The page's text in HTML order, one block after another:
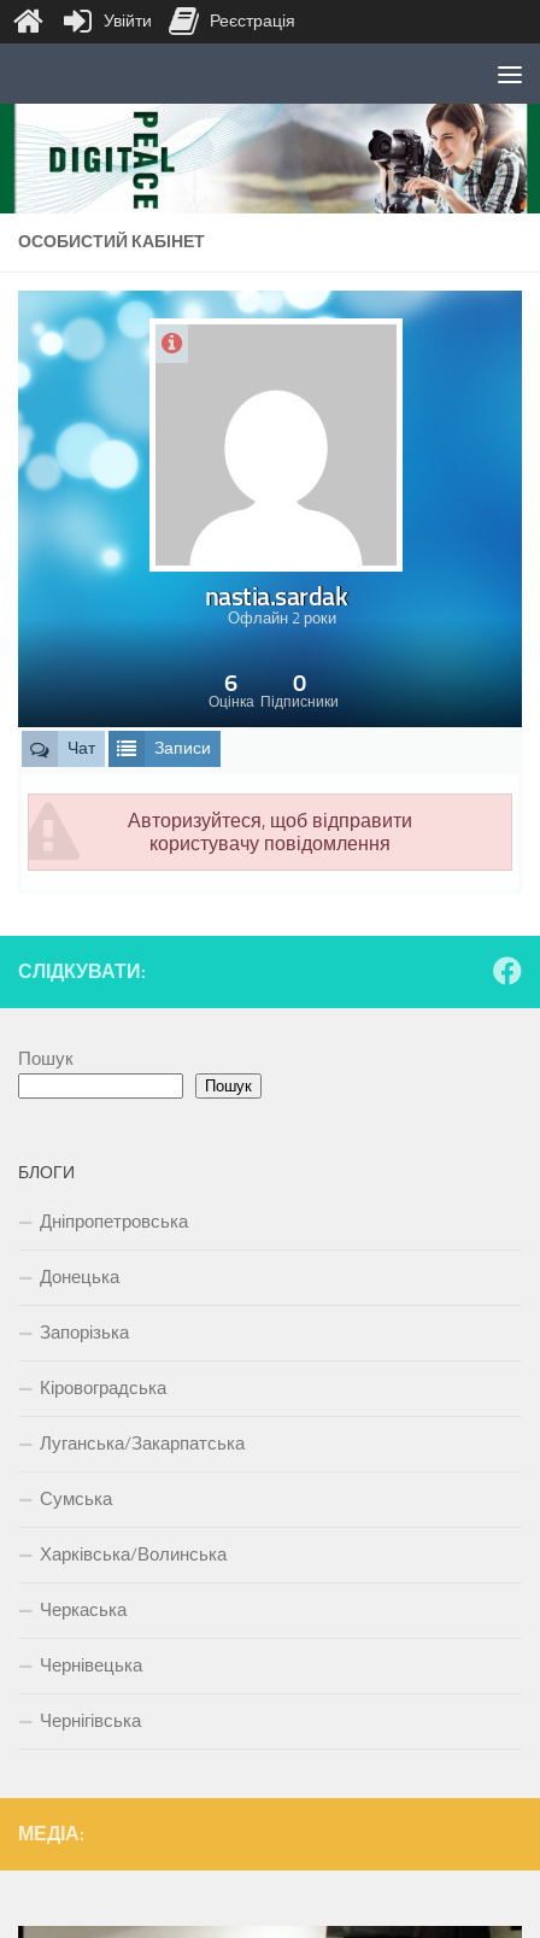
Skip to content
ОСОБИСТИЙ КАБІНЕТ
nastia.sardak
Офлайн 2 роки
Оцінка
6
Підписники
0
Чат Записи
Авторизуйтеся, щоб відправити
користувачу повідомлення
СЛІДКУВАТИ:
Пошук
Пошук
БЛОГИ
Дніпропетровська
Донецька
Запорізька
Кіровоградська
Луганська/Закарпатська
Сумська
Харківська/Волинська
Черкаська
Чернівецька
Чернігівська
МЕДІА:
Увійти Реєстрація